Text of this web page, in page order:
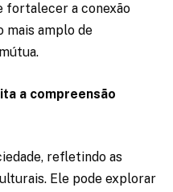
fortalecer a conexão
mais amplo de
a compreensão
refletindo as
Ele pode explorar